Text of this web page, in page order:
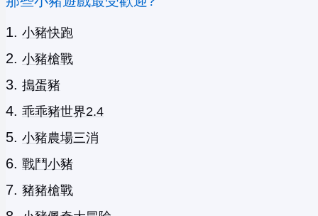
小豬快跑
小豬槍戰
搗蛋豬
乖乖豬世界2.4
小豬農場三消
戰鬥小豬
豬豬槍戰